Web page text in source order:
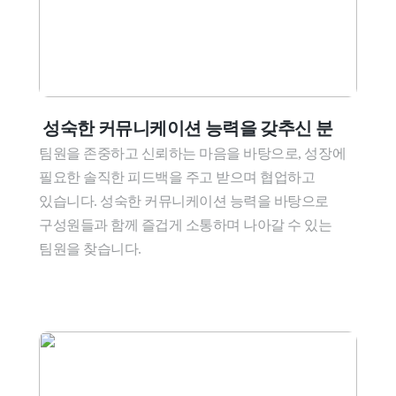
성숙한 커뮤니케이션 능력을 갖추신 분
팀원을 존중하고 신뢰하는 마음을 바탕으로, 성장에
필요한 솔직한 피드백을 주고 받으며 협업하고
있습니다. 성숙한 커뮤니케이션 능력을 바탕으로
구성원들과 함께 즐겁게 소통하며 나아갈 수 있는
팀원을 찾습니다.